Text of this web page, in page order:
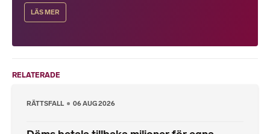
LÄS MER
RELATERADE
RÄTTSFALL 06 AUG 2026